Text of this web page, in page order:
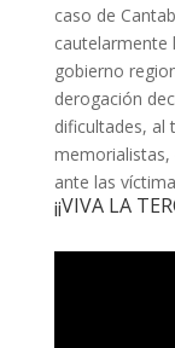
caso de
cautelarmente
gobierno
derogación
dificultades, al
ante las
¡¡VIVA LA